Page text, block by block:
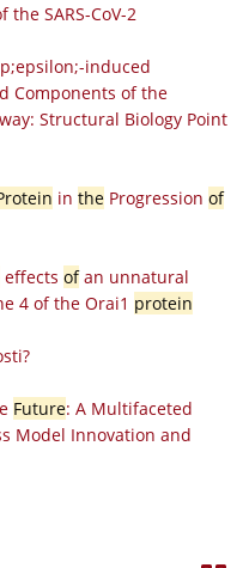
the SARS-CoV-2
induced
Components of the
Structural Biology Point
in theProgression of
effects ofan unnatural
4 of the Orai1 protein
Future: A Multifaceted
Model Innovation and